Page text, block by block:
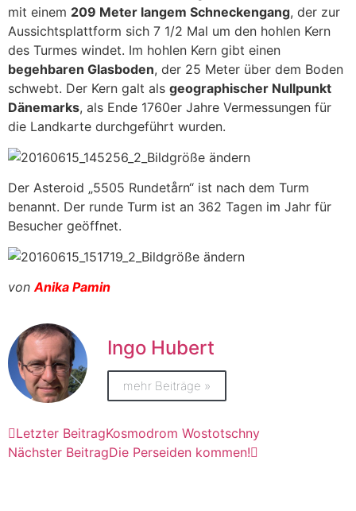
mit einem 209 Meter langem Schneckengang, der zur
Aussichtsplattform sich 7 1/2 Mal um den hohlen Kern
des Turmes windet. Im hohlen Kern gibt einen
begehbaren Glasboden, der 25 Meter über dem Boden
schwebt. Der Kern galt als geographischer Nullpunkt
Dänemarks, als Ende 1760er Jahre Vermessungen für
die Landkarte durchgeführt wurden.
Der Asteroid „5505 Rundetårn“ ist nach dem Turm
benannt. Der runde Turm ist an 362 Tagen im Jahr für
Besucher geöffnet.
von Anika Pamin
Ingo Hubert
mehr Beiträge »
Letzter BeitragKosmodrom Wostotschny
Nächster BeitragDie Perseiden kommen!